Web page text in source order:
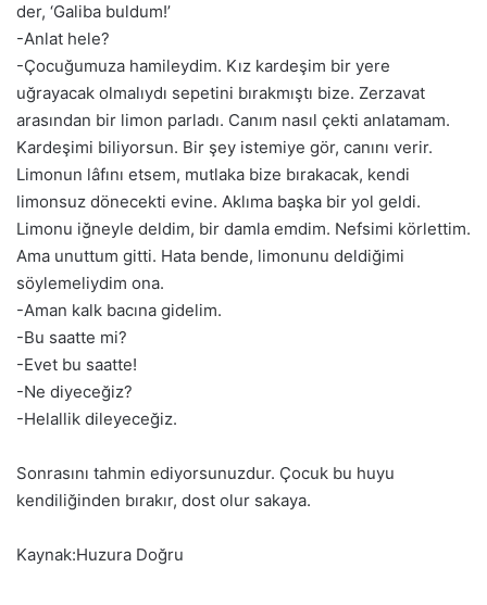
der, ‘Galiba buldum!’
-Anlat hele?
-Çocuğumuza hamileydim. Kız kardeşim bir yere
uğrayacak olmalıydı sepetini bırakmıştı bize. Zerzavat
arasından bir limon parladı. Canım nasıl çekti anlatamam.
Kardeşimi biliyorsun. Bir şey istemiye gör, canını verir.
Limonun lâfını etsem, mutlaka bize bırakacak, kendi
limonsuz dönecekti evine. Aklıma başka bir yol geldi.
Limonu iğneyle deldim, bir damla emdim. Nefsimi körlettim.
Ama unuttum gitti. Hata bende, limonunu deldiğimi
söylemeliydim ona.
-Aman kalk bacına gidelim.
-Bu saatte mi?
-Evet bu saatte!
-Ne diyeceğiz?
-Helallik dileyeceğiz.
Sonrasını tahmin ediyorsunuzdur. Çocuk bu huyu
kendiliğinden bırakır, dost olur sakaya.
Kaynak:Huzura Doğru